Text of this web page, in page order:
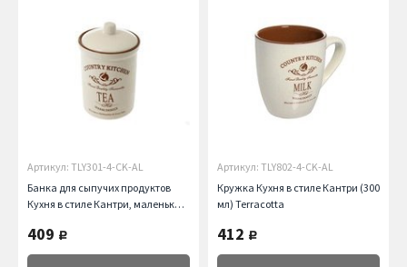
Артикул: TLY301-4-CK-AL
Банка для сыпучих продуктов
Кухня в стиле Кантри, маленькая,
409 руб.
Артикул: TLY802-4-CK-AL
Кружка Кухня в стиле Кантри (300
мл) Terracotta
412 руб.